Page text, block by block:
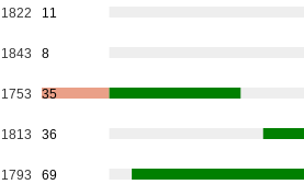
1822 11
1843 8
1753 35
1813 36
1793 69